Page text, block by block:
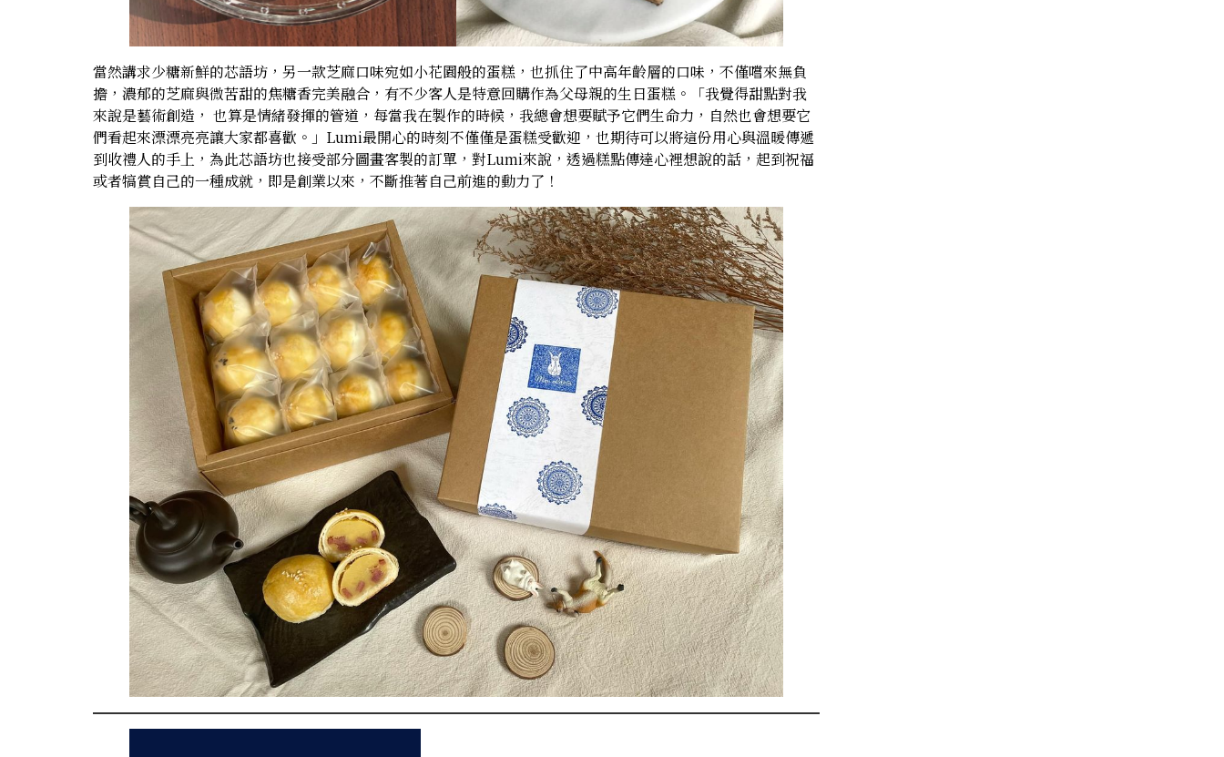
當然講求少糖新鮮的芯語坊，另一款芝麻口味宛如小花園般的蛋糕，也抓住了中高年齡層的口味，不僅嚐來無負
擔，濃郁的芝麻與微苦甜的焦糖香完美融合，有不少客人是特意回購作為父母親的生日蛋糕。「我覺得甜點對我
來說是藝術創造， 也算是情緒發揮的管道，每當我在製作的時候，我總會想要賦予它們生命力，自然也會想要它
們看起來漂漂亮亮讓大家都喜歡。」Lumi最開心的時刻不僅僅是蛋糕受歡迎，也期待可以將這份用心與溫暖傳遞
到收禮人的手上，為此芯語坊也接受部分圖畫客製的訂單，對Lumi來說，透過糕點傳達心裡想說的話，起到祝福
或者犒賞自己的一種成就，即是創業以來，不斷推著自己前進的動力了！